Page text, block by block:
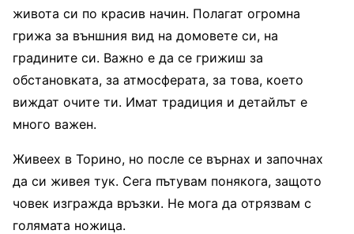
живота си по красив начин. Полагат огромна
грижа за външния вид на домовете си, на
градините си. Важно е да се грижиш за
обстановката, за атмосферата, за това, което
виждат очите ти. Имат традиция и детайлът е
много важен.
Живеех в Торино, но после се върнах и започнах
да си живея тук. Сега пътувам понякога, защото
човек изгражда връзки. Не мога да отрязвам с
голямата ножица.